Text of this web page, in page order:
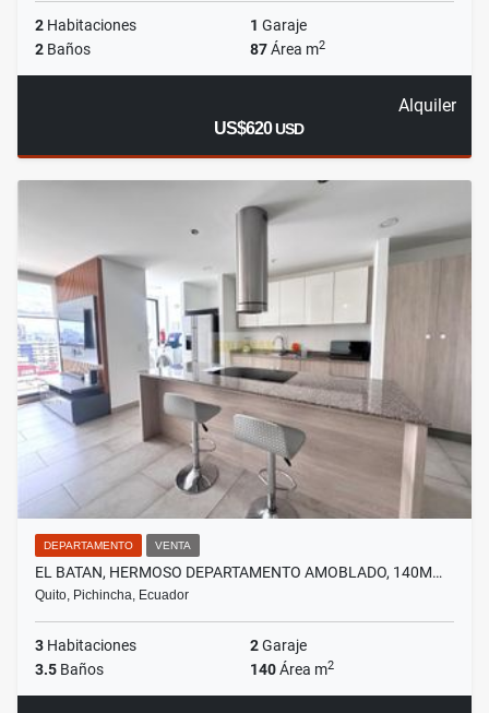
2 Habitaciones 1 Garaje
2 Baños 87Área m2
Alquiler
US$620USD
DEPARTAMENTO VENTA
EL BATAN, HERMOSO DEPARTAMENTO AMOBLADO, 140M…
Quito, Pichincha, Ecuador
3 Habitaciones 2Garaje
3.5 Baños 140Área m2